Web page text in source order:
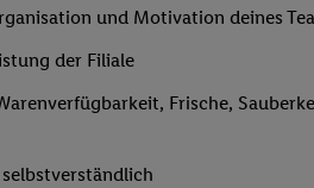
und Motivation deines
der Filiale
Frische,